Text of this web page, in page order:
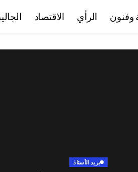
وفنون الرأي الاقتصاد
بريد الأستاذ